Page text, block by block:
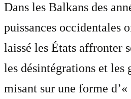
Dans les Balkans des
puissances occidentales
laissé les États affronter
les désintégrations et les
misant sur une forme d’«